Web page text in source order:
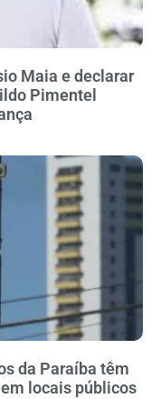
Maia e declarar
Pimentel
da Paraíba têm
locais públicos